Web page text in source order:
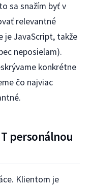
sa snažím byť v
relevantné
je JavaScript, takže
neposielam).
konkrétne
čo najviac
personálnou
Klientom je